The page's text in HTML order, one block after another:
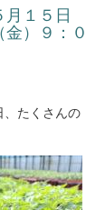
１５日
）９：０
、たくさんの